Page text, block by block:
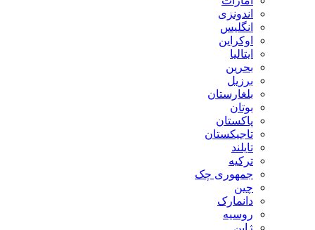
اندونزی
انگلیس
اوکراین
ایتالیا
بحرین
برزیل
بلغارستان
بوتان
پاکستان
تاجیکستان
تایلند
ترکیه
جمهوری چک
چین
دانمارک
روسیه